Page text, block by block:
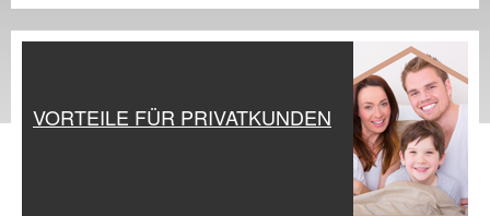
VORTEILE FÜR PRIVATKUNDEN